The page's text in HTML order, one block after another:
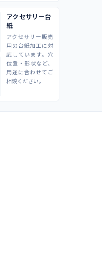
アクセサリー台
紙
アクセサリー販売
用の台紙加工に対
応しています。穴
位置・形状など、
用途に合わせてご
相談ください。